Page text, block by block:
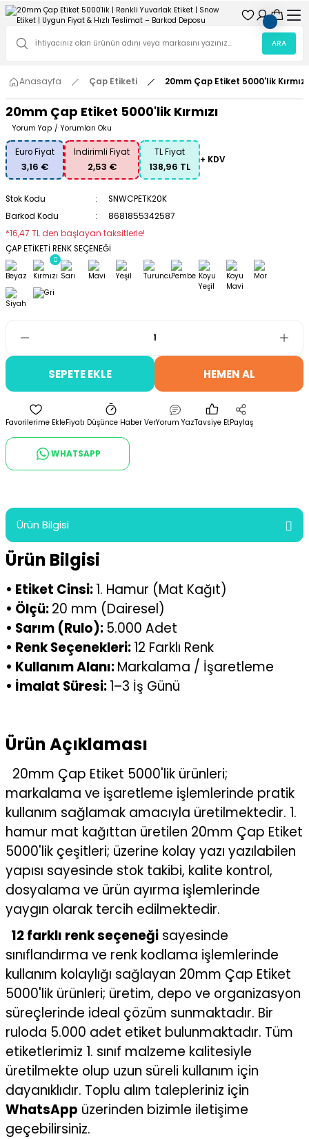
ARA
Anasayfa Çap Etiketi 20mm Çap Etiket 5000'lik Kırmızı
20mm Çap Etiket 5000'lik Kırmızı
Yorum Yap / Yorumları Oku
Euro Fiyat
3,16 €
İndirimli Fiyat
2,53 €
TL Fiyat
138,96 TL
+ KDV
Stok Kodu
SNWCPETK20K
Barkod Kodu
8681855342587
*16,47 TL den başlayan taksitlerle!
ÇAP ETİKETİ RENK SEÇENEĞİ
SEPETE EKLE HEMEN AL
Fiyatı Düşünce Haber VerYorum YazTavsiye EtPaylaş
WHATSAPP
Ürün Bilgisi
Ürün Bilgisi
• Etiket Cinsi:1. Hamur (Mat Kağıt)
• Ölçü:20 mm (Dairesel)
• Sarım (Rulo):5.000 Adet
• Renk Seçenekleri:12 Farklı Renk
• Kullanım Alanı:Markalama / İşaretleme
• İmalat Süresi:1–3 İş Günü
Ürün Açıklaması
20mm Çap Etiket 5000'lik ürünleri;
markalama ve işaretleme işlemlerinde pratik
kullanım sağlamak amacıyla üretilmektedir. 1.
hamur mat kağıttan üretilen 20mm Çap Etiket
5000'lik çeşitleri; üzerine kolay yazı yazılabilen
yapısı sayesinde stok takibi, kalite kontrol,
dosyalama ve ürün ayırma işlemlerinde
yaygın olarak tercih edilmektedir.
12 farklı renk seçeneği sayesinde
sınıflandırma ve renk kodlama işlemlerinde
kullanım kolaylığı sağlayan 20mm Çap Etiket
5000'lik ürünleri; üretim, depo ve organizasyon
süreçlerinde ideal çözüm sunmaktadır. Bir
ruloda 5.000 adet etiket bulunmaktadır. Tüm
etiketlerimiz 1. sınıf malzeme kalitesiyle
üretilmekte olup uzun süreli kullanım için
dayanıklıdır. Toplu alım talepleriniz için
WhatsApp üzerinden bizimle iletişime
geçebilirsiniz.